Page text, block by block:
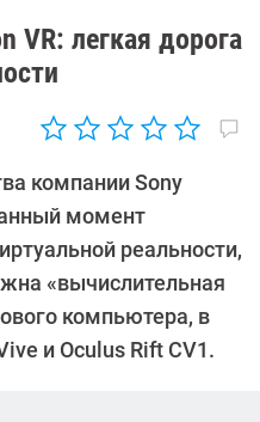
VR: легкая дорога
компании Sony
момент
реальности,
«вычислительная
компьютера, в
и Oculus Rift CV1.